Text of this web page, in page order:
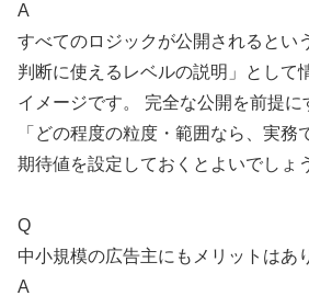
A
すべてのロジックが公開されるとい
判断に使えるレベルの説明」として
イメージです。 完全な公開を前提に
「どの程度の粒度・範囲なら、実務
期待値を設定しておくとよいでしょ
Q
中小規模の広告主にもメリットはあ
A